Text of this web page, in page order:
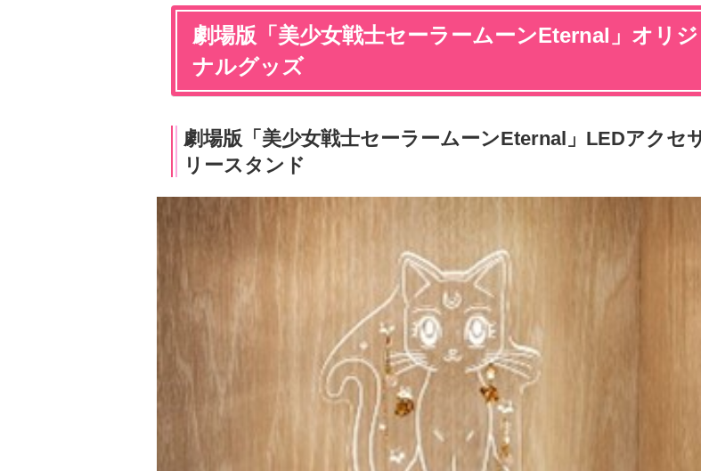
劇場版「美少女戦士セーラームーンEternal」オリジ
ナルグッズ
劇場版「美少女戦士セーラームーンEternal」LEDアクセ
リースタンド